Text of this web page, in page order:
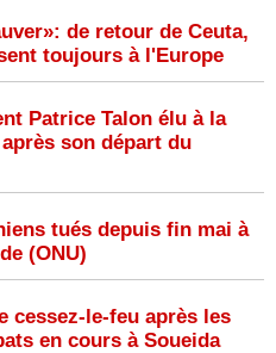
de retour de Ceuta,
toujours à l'Europe
Patrice Talon élu à la
son départ du
tués depuis fin mai à
(ONU)
cessez-le-feu après les
en cours à Soueida